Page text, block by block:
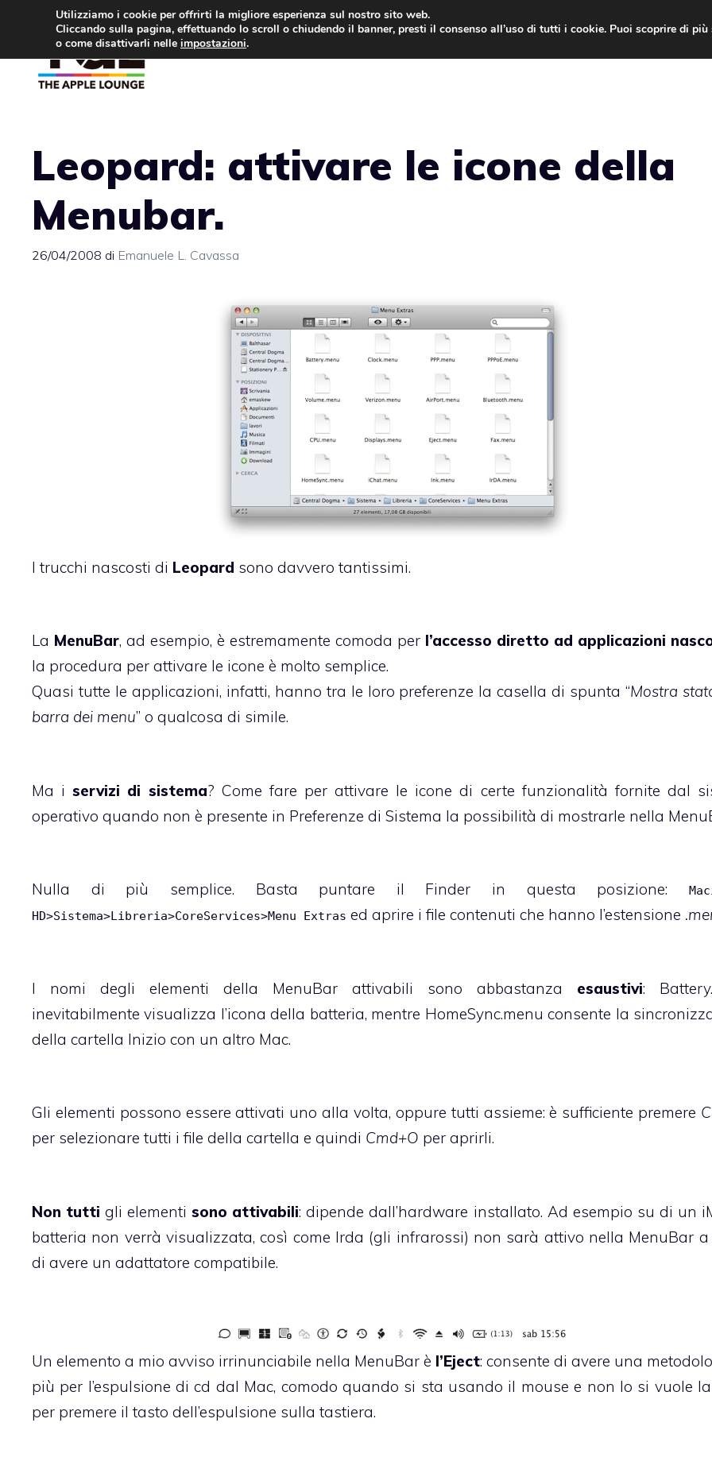
contenuto
Leopard: attivare le icone della
Menubar.
26/04/2008 di Emanuele L. Cavassa
I trucchi nascosti di Leopard sono davvero tantissimi.
La MenuBar, ad esempio, è estremamente comoda per l’accesso diretto ad applicazioni
la procedura per attivare le icone è molto semplice.
Quasi tutte le applicazioni, infatti, hanno tra le loro preferenze la casella di spunta “Mostra
barra dei menu” o qualcosa di simile.
Ma iservizi di sistema? Come fare per attivare le icone di certe funzionalità fornite dal
operativo quando non è presente in Preferenze di Sistema la possibilità di mostrarle nella
Nulla di più semplice. Basta puntare il Finder in questa posizione:
HD>Sistema>Libreria>CoreServices>Menu Extras ed aprire i file contenuti che hanno l’estensione
I nomi degli elementi della MenuBar attivabili sono abbastanza esaustivi:
inevitabilmente visualizza l’icona della batteria, mentre HomeSync.menu consente la
della cartella Inizio con un altro Mac.
Gli elementi possono essere attivati uno alla volta, oppure tutti assieme: è sufficiente premere
per selezionare tutti i file della cartella e quindi Cmd+O per aprirli.
Non tutti gli elementisono attivabili: dipende dall’hardware installato. Ad esempio su di un
batteria non verrà visualizzata, così come Irda (gli infrarossi) non sarà attivo nella MenuBar a
di avere un adattatore compatibile.
Un elemento a mio avviso irrinunciabile nella MenuBar è l’Eject: consente di avere una
più per l’espulsione di cd dal Mac, comodo quando si sta usando il mouse e non lo si vuole
per premere il tasto dell’espulsione sulla tastiera.
Utilizziamo i cookie per offrirti la migliore esperienza sul nostro sito web.
Cliccando sulla pagina, effettuando lo scroll o chiudendo il banner, presti il consenso all’uso di tutti i cookie. Puoi scoprire di
o come disattivarli nelle impostazioni.